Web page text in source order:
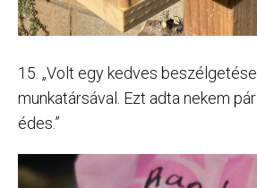
15. „Volt egy kedves
munkatársával. Ezt adta nekem
édes.”